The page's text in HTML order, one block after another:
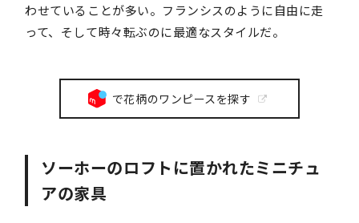
わせていることが多い。フランシスのように自由に走
って、そして時々転ぶのに最適なスタイルだ。
で花柄のワンピースを探す
ソーホーのロフトに置かれたミニチュ
アの家具